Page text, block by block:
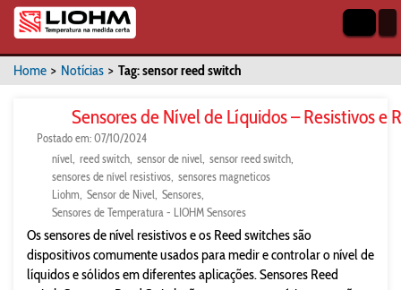
Home > Notícias > Tag: sensor reed switch
Sensores de Nível de Líquidos – Resistivos e
Postado em: 07/10/2024
nível reed switch sensor de nivel sensor reed switch
sensores de nível resistivos sensores magneticos
Liohm Sensor de Nivel Sensores
Sensores de Temperatura - LIOHM Sensores
Os sensores de nível resistivos e os Reed switches são
dispositivos comumente usados para medir e controlar o nível de
líquidos e sólidos em diferentes aplicações. Sensores Reed